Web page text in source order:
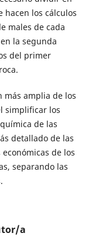
hacen los cálculos
males de cada
la segunda
del primer
más amplia de los
simplificar los
de las
detallado de las
de los
separando las
a